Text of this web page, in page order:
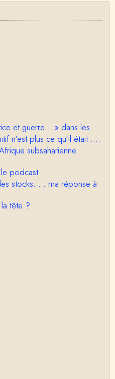
vous évoquez les ca
la notion d'égalité …
sont légitimes, mais p
les données fon…
un sacré foutoir – même
acceptions récentes du mot
philosophes peuvent nous
(Bachelard, Gilbert Dura…
il faudrait s'entendre sur ce q
parce que j&…
mais j'ajouterais que la
parle Christophe Da…
intervention au Collège de
ce qui m'a fai…
!) : https://www.lahuttedescl
primitive.html
émission ! "la xénophobi
moderne po…
et guerre... » dans les ...
n'est plus ce qu'il était :...
subsaharienne
podcast
stocks… : ma réponse à
tête ?